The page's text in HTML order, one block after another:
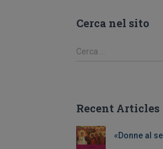
o
k
m
Cerca nel sito
R
c
a
p
Cerca …
Recent Articles
«Donne al